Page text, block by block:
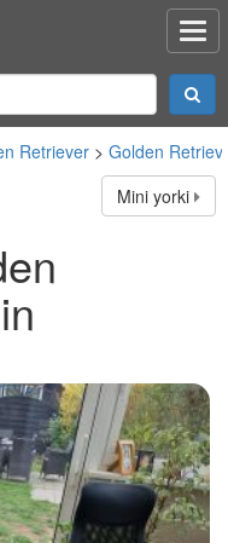
Retriever
Golden
Mini yorki